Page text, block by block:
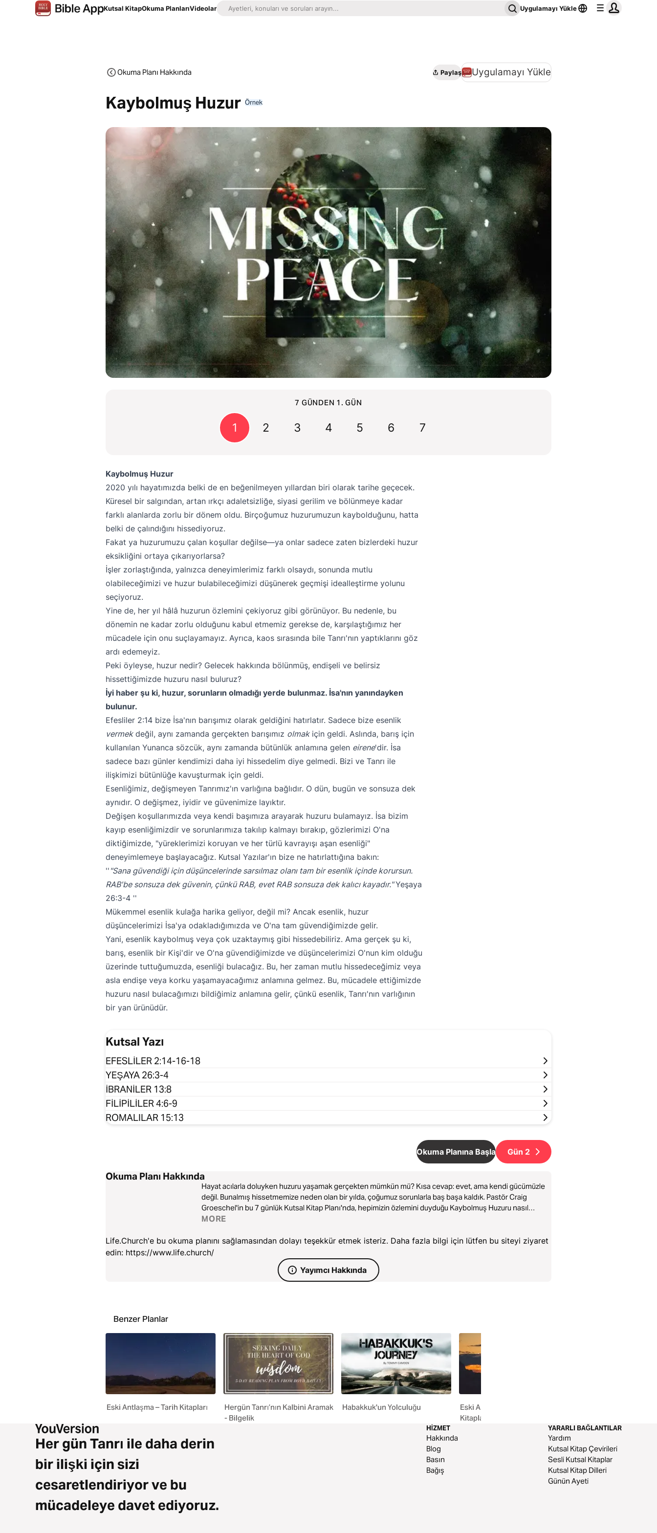
Kutsal KitapOkuma PlanlarıVideolar Uygulamayı Yükle
Okuma Planı Hakkında Paylaş Uygulamayı Yükle
Kaybolmuş Huzur Örnek
7 GÜNDEN 1. GÜN
1 2 3 4 5 6 7
Kaybolmuş Huzur
2020 yılı hayatımızda belki de en beğenilmeyen yıllardan biri olarak tarihe geçecek.
Küresel bir salgından, artan ırkçı adaletsizliğe, siyasi gerilim ve bölünmeye kadar
farklı alanlarda zorlu bir dönem oldu. Birçoğumuz huzurumuzun kaybolduğunu, hatta
belki de çalındığını hissediyoruz.
Fakat ya huzurumuzu çalan koşullar değilse—ya onlar sadece zaten bizlerdeki huzur
eksikliğini ortaya çıkarıyorlarsa?
İşler zorlaştığında, yalnızca deneyimlerimiz farklı olsaydı, sonunda mutlu
olabileceğimizi ve huzur bulabileceğimizi düşünerek geçmişi idealleştirme yolunu
seçiyoruz.
Yine de, her yıl hâlâ huzurun özlemini çekiyoruz gibi görünüyor. Bu nedenle, bu
dönemin ne kadar zorlu olduğunu kabul etmemiz gerekse de, karşılaştığımız her
mücadele için onu suçlayamayız. Ayrıca, kaos sırasında bile Tanrı'nın yaptıklarını göz
ardı edemeyiz.
Peki öyleyse, huzur nedir? Gelecek hakkında bölünmüş, endişeli ve belirsiz
hissettiğimizde huzuru nasıl buluruz?
İyi haber şu ki, huzur, sorunların olmadığı yerde bulunmaz. İsa'nın yanındayken
bulunur.
Efesliler 2:14 bize İsa'nın barışımız olarak geldiğini hatırlatır. Sadece bize esenlik
vermekdeğil, aynı zamanda gerçekten barışımız olmakiçin geldi. Aslında, barış için
kullanılan Yunanca sözcük, aynı zamanda bütünlük anlamına gelen eirene'dir. İsa
sadece bazı günler kendimizi daha iyi hissedelim diye gelmedi. Bizi ve Tanrı ile
ilişkimizi bütünlüğe kavuşturmak için geldi.
Esenliğimiz, değişmeyen Tanrımız'ın varlığına bağlıdır. O dün, bugün ve sonsuza dek
aynıdır. O değişmez, iyidir ve güvenimize layıktır.
Değişen koşullarımızda veya kendi başımıza arayarak huzuru bulamayız. İsa bizim
kayıp esenliğimizdir ve sorunlarımıza takılıp kalmayı bırakıp, gözlerimizi O'na
diktiğimizde, "yüreklerimizi koruyan ve her türlü kavrayışı aşan esenliği"
deneyimlemeye başlayacağız. Kutsal Yazılar'ın bize ne hatırlattığına bakın:
"Sana güvendiği için düşüncelerinde sarsılmaz olanı tam bir esenlik içinde korursun.
RAB'be sonsuza dek güvenin, çünkü RAB, evet RAB sonsuza dek kalıcı kayadır."Yeşaya
26:3-4
Mükemmel esenlik kulağa harika geliyor, değil mi? Ancak esenlik, huzur
düşüncelerimizi İsa'ya odakladığımızda ve O'na tam güvendiğimizde gelir.
Yani, esenlik kaybolmuş veya çok uzaktaymış gibi hissedebiliriz. Ama gerçek şu ki,
barış, esenlik bir Kişi'dir ve O'na güvendiğimizde ve düşüncelerimizi O'nun kim olduğu
üzerinde tuttuğumuzda, esenliği bulacağız. Bu, her zaman mutlu hissedeceğimiz veya
asla endişe veya korku yaşamayacağımız anlamına gelmez. Bu, mücadele ettiğimizde
huzuru nasıl bulacağımızı bildiğimiz anlamına gelir, çünkü esenlik, Tanrı'nın varlığının
bir yan ürünüdür.
Kutsal Yazı
EFESLİLER 2:14-16-18
YEŞAYA 26:3-4
İBRANİLER 13:8
FİLİPİLİLER 4:6-9
ROMALILAR 15:13
Okuma Planına Başla Gün 2
Okuma Planı Hakkında
Hayat acılarla doluyken huzuru yaşamak gerçekten mümkün mü? Kısa cevap: evet, ama kendi gücümüzle
değil. Bunalmış hissetmemize neden olan bir yılda, çoğumuz sorunlarla baş başa kaldık. Pastör Craig
Groeschel'in bu 7 günlük Kutsal Kitap Planı'nda, hepimizin özlemini duyduğu Kaybolmuş Huzuru nasıl
bulacağımızı keşfedeceğiz.
MORE
Life.Church'e bu okuma planını sağlamasından dolayı teşekkür etmek isteriz. Daha fazla bilgi için lütfen bu siteyi ziyaret
edin: https://www.life.church/
Yayımcı Hakkında
Benzer Planlar
Eski Antlaşma – Tarih Kitapları
Hergün Tanrı’nın Kalbini Aramak
- Bilgelik
Habakkuk'un Yolculuğu
Eski Antlaşma – Musa'nın
Kitapları
Her gün Tanrı ile daha derin
bir ilişki için sizi
cesaretlendiriyor ve bu
mücadeleye davet ediyoruz.
HIZMET
Hakkında
Blog
Basın
Bağış
YARARLI BAĞLANTILAR
Yardım
Kutsal Kitap Çevirileri
Sesli Kutsal Kitaplar
Kutsal Kitap Dilleri
Günün Ayeti